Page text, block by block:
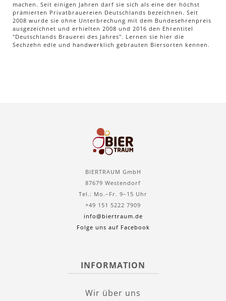
machen. Seit einigen Jahren darf sie sich als eine der höchst
prämierten Privatbrauereien Deutschlands bezeichnen. Seit
2008 wurde sie ohne Unterbrechung mit dem Bundesehrenpreis
ausgezeichnet und erhielten 2008 und 2016 den Ehrentitel
"Deutschlands Brauerei des Jahres". Lernen sie hier die
Sechzehn edle und handwerklich gebrauten Biersorten kennen.
BIERTRAUM GmbH
87679 Westendorf
Tel.: Mo.–Fr. 9–15 Uhr
+49 151 5222 7909
info@biertraum.de
Folge uns auf Facebook
INFORMATION
Wir über uns